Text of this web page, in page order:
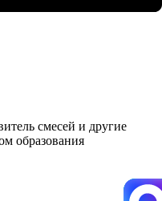
смесей и другие
образования